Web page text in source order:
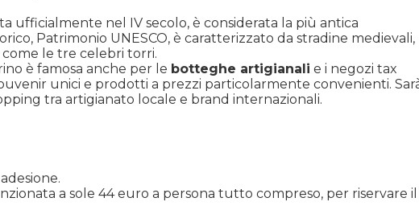
ufficialmente nel IV secolo, è considerata la più antica
Patrimonio UNESCO, è caratterizzato da stradine medievali,
le tre celebri torri.
è famosa anche per le botteghe artigianali e i negozi tax
unici e prodotti a prezzi particolarmente convenienti.
tra artigianato locale e brand internazionali.
a sole 44 euro a persona tutto compreso, per riservare il